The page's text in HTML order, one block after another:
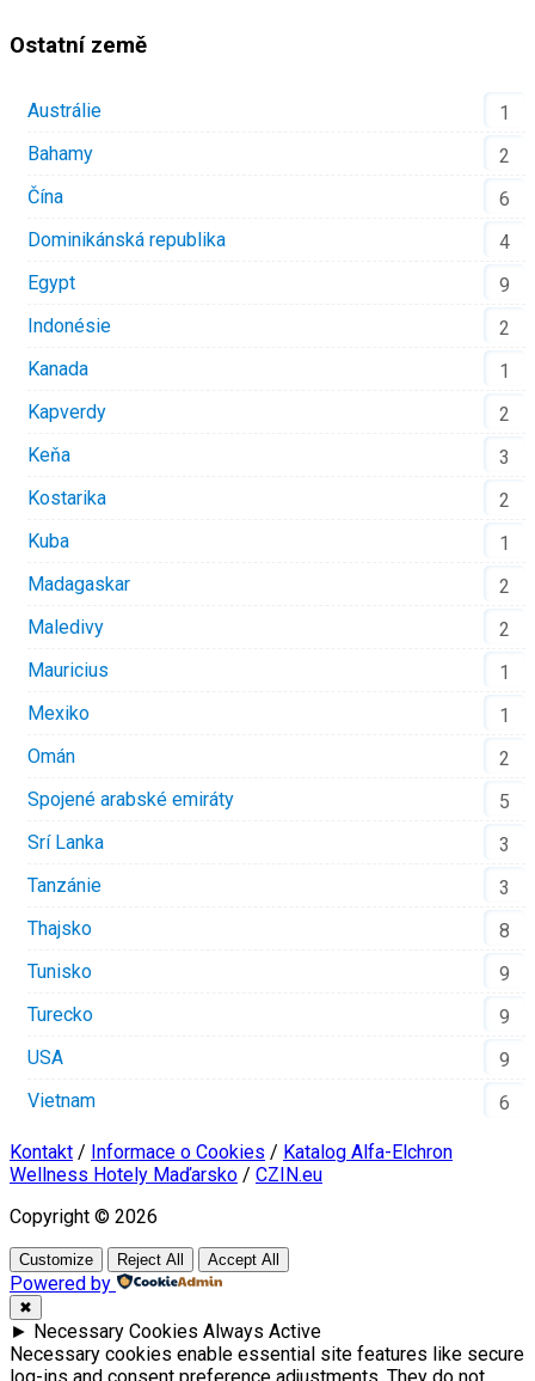
Ostatní země
Austrálie
1
Bahamy
2
Čína
6
Dominikánská republika
4
Egypt
9
Indonésie
2
Kanada
1
Kapverdy
2
Keňa
3
Kostarika
2
Kuba
1
Madagaskar
2
Maledivy
2
Mauricius
1
Mexiko
1
Omán
2
Spojené arabské emiráty
5
Srí Lanka
3
Tanzánie
3
Thajsko
8
Tunisko
9
Turecko
9
USA
9
Vietnam
6
Kontakt / Informace o Cookies / Katalog Alfa-Elchron
Wellness Hotely Maďarsko / CZIN.eu
Copyright © 2026
Customize Reject All Accept All
Powered by
✖
► Necessary Cookies Always Active
Necessary cookies enable essential site features like secure